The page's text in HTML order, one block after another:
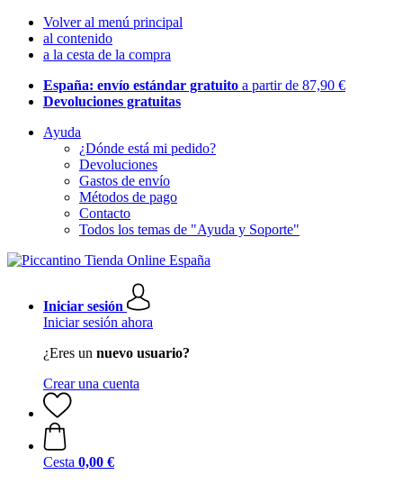
Volver al menú principal
al contenido
a la cesta de la compra
España: envío estándar gratuito a partir de 87,90 €
Devoluciones gratuitas
Ayuda
¿Dónde está mi pedido?
Devoluciones
Gastos de envío
Métodos de pago
Contacto
Todos los temas de "Ayuda y Soporte"
Iniciar sesión
Iniciar sesión ahora
¿Eres un nuevo usuario?
Crear una cuenta
Cesta 0,00 €